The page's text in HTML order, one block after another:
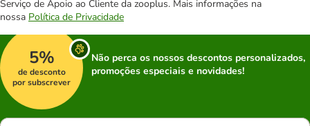
Serviço de Apoio ao Cliente da zooplus. Mais informações na
nossa Política de Privacidade
5%
de desconto
por subscrever
Não perca os nossos descontos personalizados,
promoções especiais e novidades!